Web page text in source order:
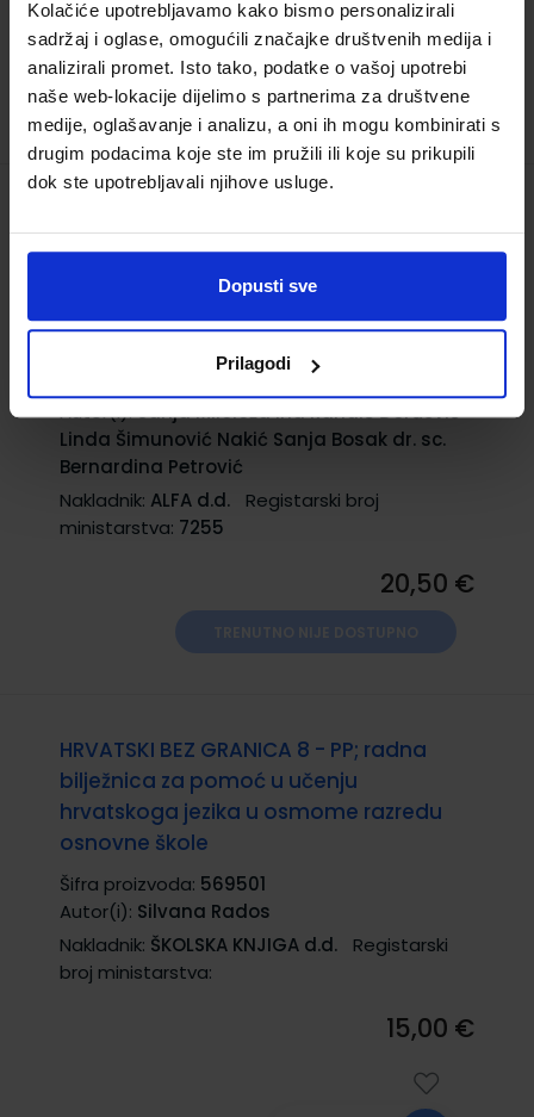
Kolačiće upotrebljavamo kako bismo personalizirali
sadržaj i oglase, omogućili značajke društvenih medija i
analizirali promet. Isto tako, podatke o vašoj upotrebi
naše web-lokacije dijelimo s partnerima za društvene
medije, oglašavanje i analizu, a oni ih mogu kombinirati s
drugim podacima koje ste im pružili ili koje su prikupili
dok ste upotrebljavali njihove usluge.
Dopusti sve
Prilagodi
17,52 €
TRENUTNO NIJE DOSTUPNO
hrvatskoga jezika za osmi razred
osnovne škole (za učenike kojima je
Autor(i):Sanja Miloloža Ina Randić Đorđević
Linda Šimunović Nakić Sanja Bosak dr. sc.
Bernardina Petrović
Nakladnik: ALFA d.d.
Registarski broj
ministarstva: 7255
20,50 €
HRVATSKI BEZ GRANICA 8 - PP; radna
bilježnica za pomoć u učenju
hrvatskoga jezika u osmome razredu
osnovne škole
Šifra proizvoda: 569501
Autor(i): Silvana Rados
Nakladnik: ŠKOLSKA KNJIGA d.d.
Registarski
broj ministarstva:
15,00 €